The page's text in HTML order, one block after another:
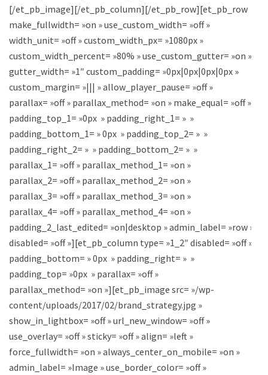
[/et_pb_image][/et_pb_column][/et_pb_row][et_pb_row
make_fullwidth= »on » use_custom_width= »off »
width_unit= »off » custom_width_px= »1080px »
custom_width_percent= »80% » use_custom_gutter= »on »
gutter_width= »1″ custom_padding= »0px|0px|0px|0px »
custom_margin= »||| » allow_player_pause= »off »
parallax= »off » parallax_method= »on » make_equal= »off »
padding_top_1= »0px » padding_right_1= » »
padding_bottom_1= » 0px » padding_top_2= » »
padding_right_2= » » padding_bottom_2= » »
parallax_1= »off » parallax_method_1= »on »
parallax_2= »off » parallax_method_2= »on »
parallax_3= »off » parallax_method_3= »on »
parallax_4= »off » parallax_method_4= »on »
padding_2_last_edited= »on|desktop » admin_label= »row »
disabled= »off »][et_pb_column type= »1_2″ disabled= »off »
padding_bottom= » 0px » padding_right= » »
padding_top= »0px » parallax= »off »
parallax_method= »on »][et_pb_image src= »/wp-
content/uploads/2017/02/brand_strategy.jpg »
show_in_lightbox= »off » url_new_window= »off »
use_overlay= »off » sticky= »off » align= »left »
force_fullwidth= »on » always_center_on_mobile= »on »
admin_label= »Image » use_border_color= »off »